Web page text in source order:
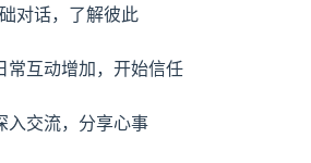
对话，了解彼此
常互动增加，开始信任
入交流，分享心事